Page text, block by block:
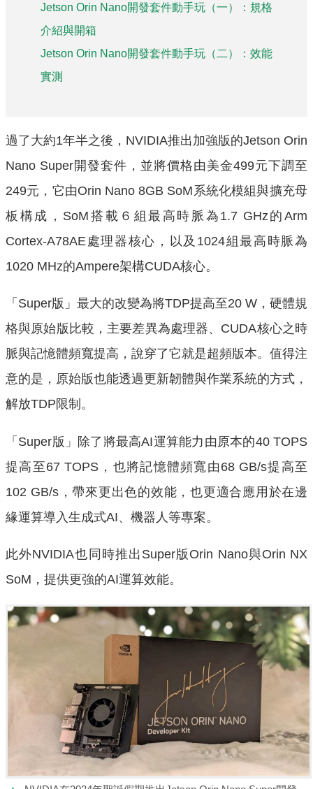
Jetson Orin Nano開發套件動手玩（一）：規格
介紹與開箱
Jetson Orin Nano開發套件動手玩（二）：效能
實測
過了大約1年半之後，NVIDIA推出加強版的Jetson Orin
Nano Super開發套件，並將價格由美金499元下調至
249元，它由Orin Nano 8GB SoM系統化模組與擴充母
板構成，SoM搭載６組最高時脈為1.7 GHz的Arm
Cortex-A78AE處理器核心，以及1024組最高時脈為
1020 MHz的Ampere架構CUDA核心。
「Super版」最大的改變為將TDP提高至20 W，硬體規
格與原始版比較，主要差異為處理器、CUDA核心之時
脈與記憶體頻寬提高，說穿了它就是超頻版本。值得注
意的是，原始版也能透過更新韌體與作業系統的方式，
解放TDP限制。
「Super版」除了將最高AI運算能力由原本的40 TOPS
提高至67 TOPS，也將記憶體頻寬由68 GB/s提高至
102 GB/s，帶來更出色的效能，也更適合應用於在邊
緣運算導入生成式AI、機器人等專案。
此外NVIDIA也同時推出Super版Orin Nano與Orin NX
SoM，提供更強的AI運算效能。